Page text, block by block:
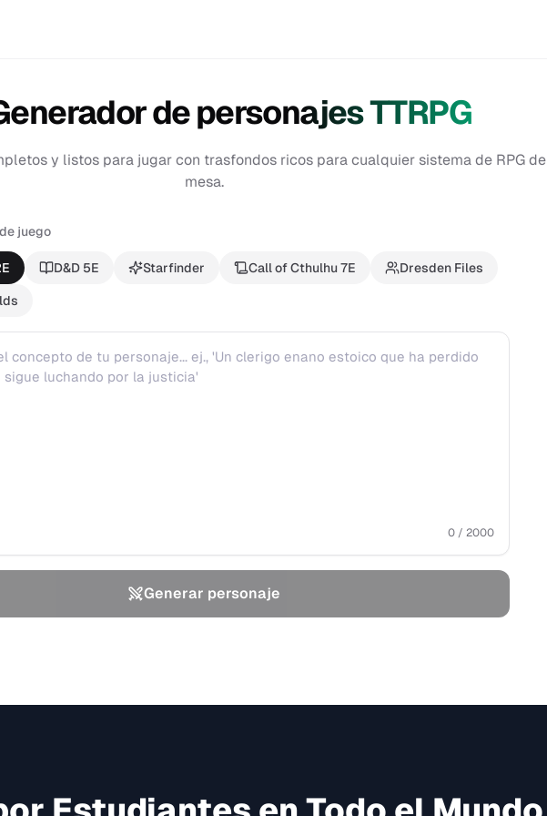
de personajes TTRPG
y listos para jugar con trasfondos ricos para cualquier sistema de RPG de
mesa.
juego
D&D 5E Starfinder Call of Cthulhu 7E
Dresden Files
0 / 2000
Generar personaje